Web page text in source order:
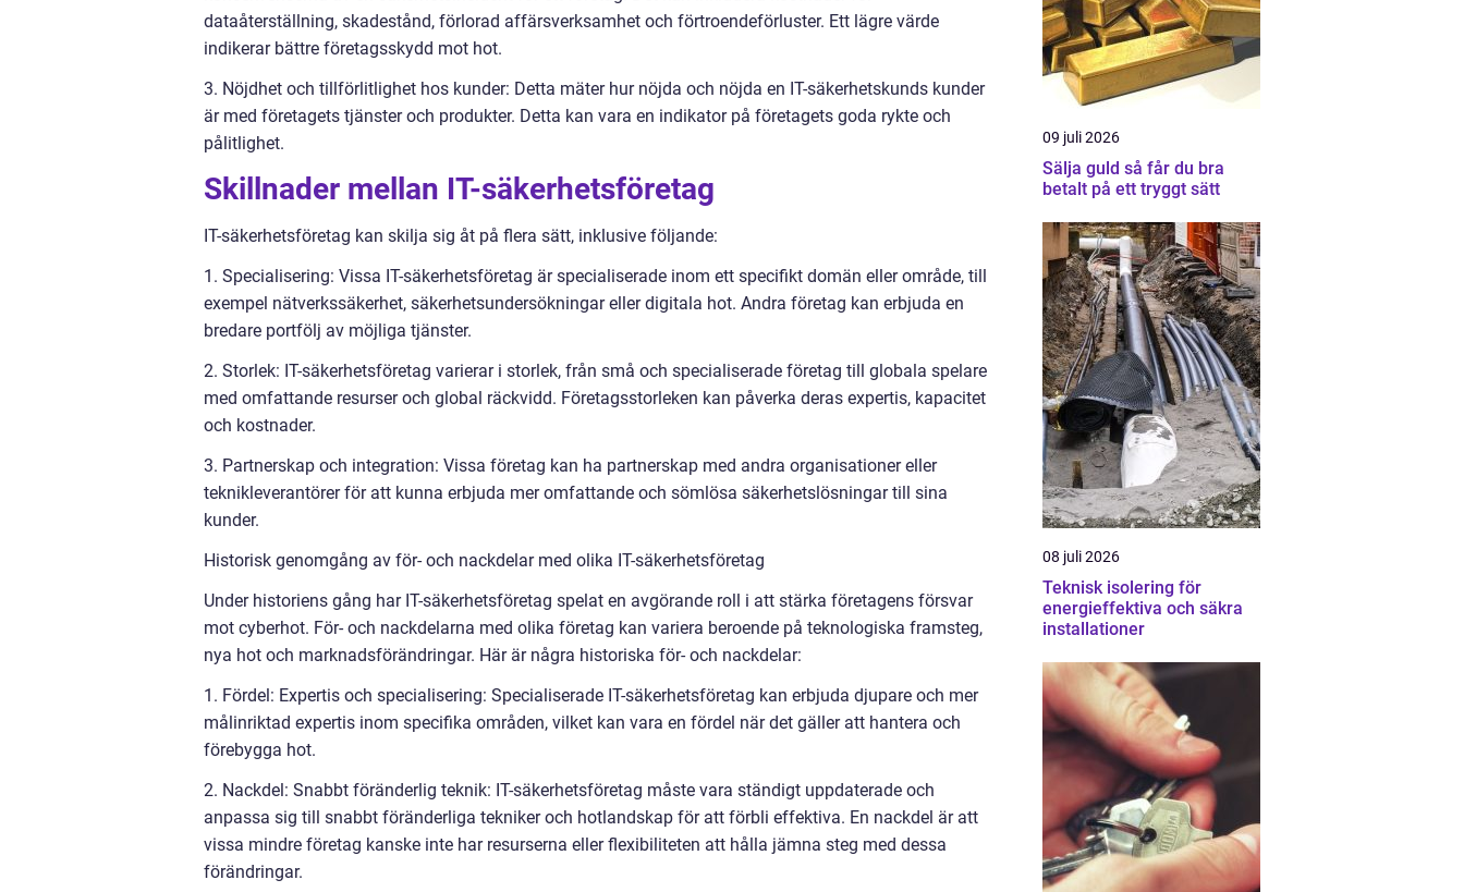
dataåterställning, skadestånd, förlorad affärsverksamhet och förtroendeförluster. Ett lägre värde
indikerar bättre företagsskydd mot hot.
3. Nöjdhet och tillförlitlighet hos kunder: Detta mäter hur nöjda och nöjda en IT-säkerhetskunds kunder
är med företagets tjänster och produkter. Detta kan vara en indikator på företagets goda rykte och
pålitlighet.
Skillnader mellan IT-säkerhetsföretag
IT-säkerhetsföretag kan skilja sig åt på flera sätt, inklusive följande:
1. Specialisering: Vissa IT-säkerhetsföretag är specialiserade inom ett specifikt domän eller område, till
exempel nätverkssäkerhet, säkerhetsundersökningar eller digitala hot. Andra företag kan erbjuda en
bredare portfölj av möjliga tjänster.
2. Storlek: IT-säkerhetsföretag varierar i storlek, från små och specialiserade företag till globala spelare
med omfattande resurser och global räckvidd. Företagsstorleken kan påverka deras expertis, kapacitet
och kostnader.
3. Partnerskap och integration: Vissa företag kan ha partnerskap med andra organisationer eller
teknikleverantörer för att kunna erbjuda mer omfattande och sömlösa säkerhetslösningar till sina
kunder.
Historisk genomgång av för- och nackdelar med olika IT-säkerhetsföretag
Under historiens gång har IT-säkerhetsföretag spelat en avgörande roll i att stärka företagens försvar
mot cyberhot. För- och nackdelarna med olika företag kan variera beroende på teknologiska framsteg,
nya hot och marknadsförändringar. Här är några historiska för- och nackdelar:
1. Fördel: Expertis och specialisering: Specialiserade IT-säkerhetsföretag kan erbjuda djupare och mer
målinriktad expertis inom specifika områden, vilket kan vara en fördel när det gäller att hantera och
förebygga hot.
2. Nackdel: Snabbt föränderlig teknik: IT-säkerhetsföretag måste vara ständigt uppdaterade och
anpassa sig till snabbt föränderliga tekniker och hotlandskap för att förbli effektiva. En nackdel är att
vissa mindre företag kanske inte har resurserna eller flexibiliteten att hålla jämna steg med dessa
förändringar.
09 juli 2026
Sälja guld så får du bra
betalt på ett tryggt sätt
08 juli 2026
Teknisk isolering för
energieffektiva och säkra
installationer